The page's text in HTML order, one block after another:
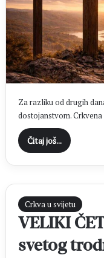
Za razliku od drugih
dostojanstvom.
Čitaj još...
Crkva u svijetu
VELIKI
svetog